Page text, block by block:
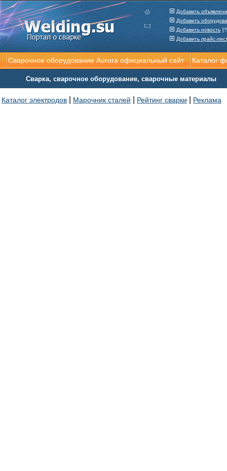
Сварочное оборудование Aurora официальный сайт Каталог
Сварка, сварочное оборудование, сварочные материалы
Каталог электродов Марочник сталей Рейтинг сварки Реклама
Добавить
Добавить
Добавить новость
Добавить прайс-